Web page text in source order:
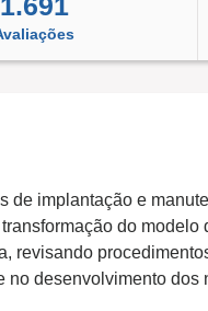
de implantação e
do modelo
revisando
no desenvolvimento dos